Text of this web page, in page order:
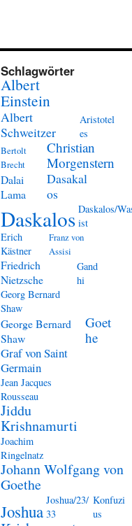
Schlagwörter
Albert
Einstein
Albert
Schweitzer
Aristotel
es
Bertolt
Brecht
Christian
Morgenstern
Dalai
Lama
Dasakal
os
Daskalos Daskalos/
ist
Erich
Kästner
Franz von
Assisi
Friedrich
Nietzsche
Gand
hi
Georg Bernard
Shaw
George Bernard
Shaw
Goet
he
Graf von Saint
Germain
Jean Jacques
Rousseau
Jiddu
Krishnamurti
Joachim
Ringelnatz
Johann Wolfgang von
Goethe
Joshua
Joshua/23/
33
Konfuzi
us